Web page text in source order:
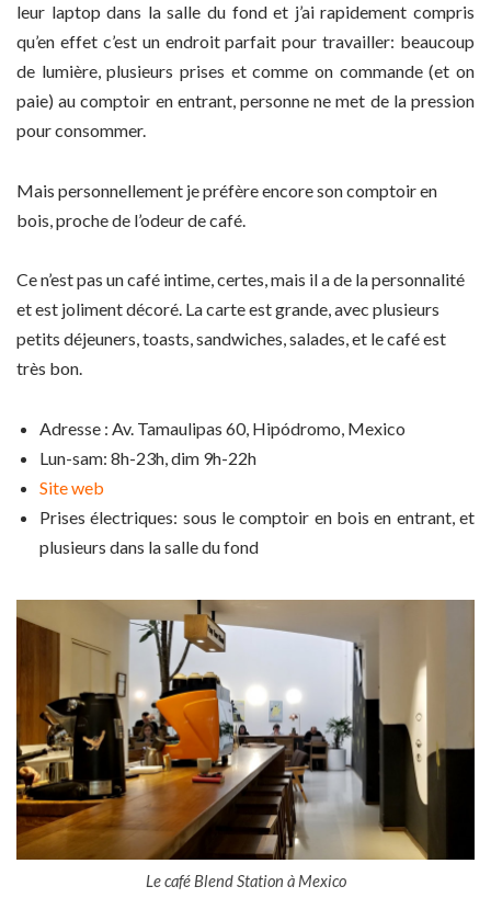
leur laptop dans la salle du fond et j’ai rapidement compris
qu’en effet c’est un endroit parfait pour travailler: beaucoup
de lumière, plusieurs prises et comme on commande (et on
paie) au comptoir en entrant, personne ne met de la pression
pour consommer.
Mais personnellement je préfère encore son comptoir en
bois, proche de l’odeur de café.
Ce n’est pas un café intime, certes, mais il a de la personnalité
et est joliment décoré. La carte est grande, avec plusieurs
petits déjeuners, toasts, sandwiches, salades, et le café est
très bon.
Adresse : Av. Tamaulipas 60, Hipódromo, Mexico
Lun-sam: 8h-23h, dim 9h-22h
Site web
Prises électriques: sous le comptoir en bois en entrant, et
plusieurs dans la salle du fond
Le café Blend Station à Mexico